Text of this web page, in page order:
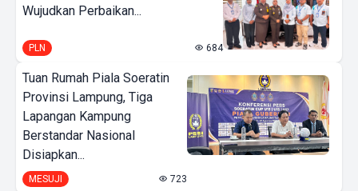
Wujudkan Perbaikan...
PLN 684
Tuan Rumah Piala Soeratin
Provinsi Lampung, Tiga
Lapangan Kampung
Berstandar Nasional
Disiapkan...
MESUJI 723